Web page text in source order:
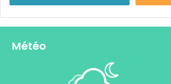
Météo